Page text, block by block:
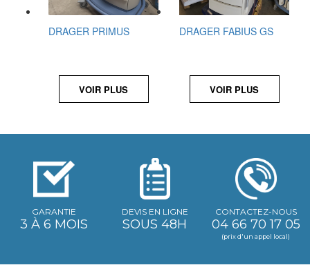
DRAGER PRIMUS
VOIR PLUS
DRAGER FABIUS GS
VOIR PLUS
GARANTIE
3 À 6 MOIS
DEVIS EN LIGNE
SOUS 48H
CONTACTEZ-NOUS
04 66 70 17 05
(prix d'un appel local)